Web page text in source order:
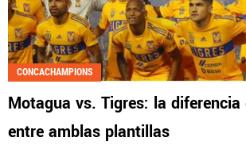
CONCACHAMPIONS
Motagua vs. Tigres: la diferencia
entre amblas plantillas